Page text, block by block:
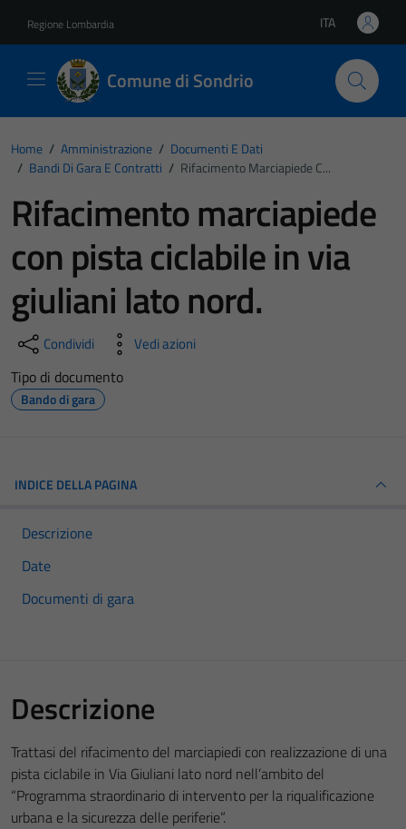
Regione Lombardia Lingua attiva:
ITA
Comune di Sondrio
Home / Amministrazione / Documenti E Dati
/ Bandi Di Gara E Contratti / Rifacimento Marciapiede C...
Rifacimento marciapiede
con pista ciclabile in via
giuliani lato nord.
Condividi Vedi azioni
Tipo di documento
Bando di gara
INDICE DELLA PAGINA
Descrizione
Date
Documenti di gara
Descrizione
Trattasi del rifacimento del marciapiedi con realizzazione di una
pista ciclabile in Via Giuliani lato nord nell’ambito del
“Programma straordinario di intervento per la riqualificazione
urbana e la sicurezza delle periferie”.